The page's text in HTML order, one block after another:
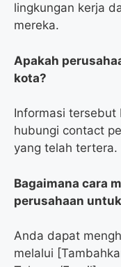
lingkungan kerja
mereka.
Apakah
kota?
Informasi tersebut
hubungi contact
yang telah tertera.
Bagaimana cara
perusahaan
Anda dapat
melalui